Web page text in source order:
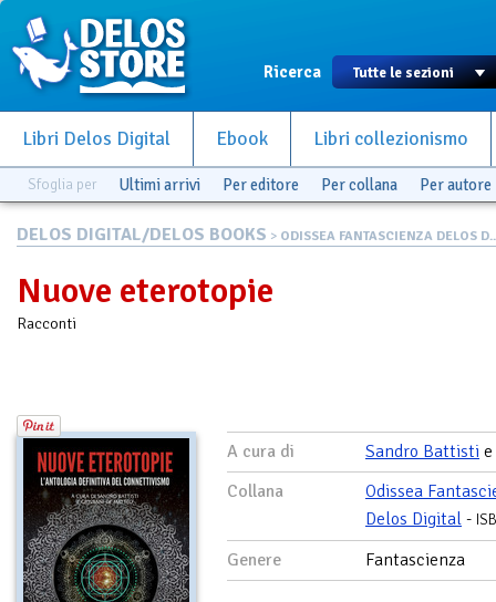
Ricerca
Libri Delos Digital Ebook Libri collezionismo
Sfoglia per Ultimi arrivi Per editore Per collana Per autore
DELOS DIGITAL/DELOS BOOKS > ODISSEA FANTASCIENZA DELOS
Nuove eterotopie
Racconti
A cura di Sandro Battisti e
Collana
Odissea
Delos Digital -
Genere Fantascienza